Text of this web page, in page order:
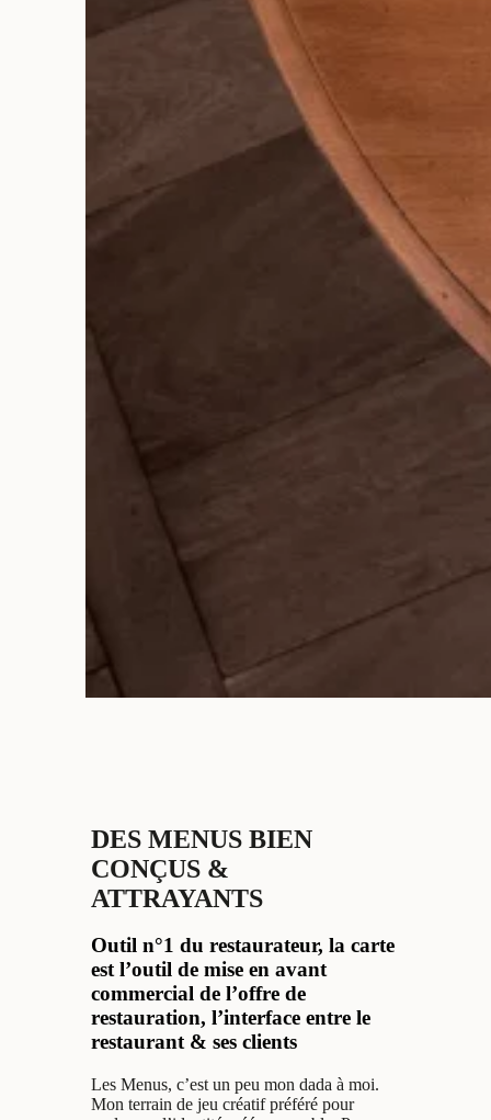
DES MENUS BIEN
CONÇUS &
ATTRAYANTS
Outil n°1 du restaurateur, la carte
est l’outil de mise en avant
commercial de l’offre de
restauration, l’interface entre le
restaurant & ses clients
Les Menus, c’est un peu mon dada à moi.
Mon terrain de jeu créatif préféré pour